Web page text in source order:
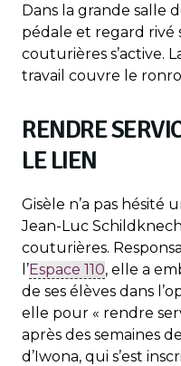
Dans la grande salle
pédale et regard rivé
couturières s’active.
travail couvre le
RENDRE
LE LIEN
Gisèle n’a pas hésité
Jean-Luc
couturières.
l’Espace 110, elle a
de ses élèves dans
elle pour « rendre
après des semaines
d’Iwona, qui s’est